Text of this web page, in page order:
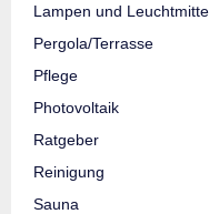
Lampen und
Pergola/Terrasse
Pflege
Photovoltaik
Ratgeber
Reinigung
Sauna